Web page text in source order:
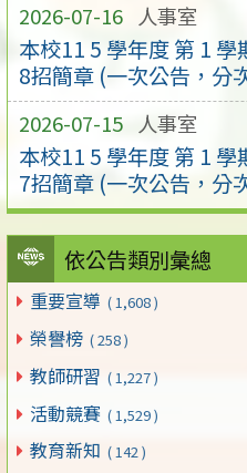
2026-07-16 人事室
本校11 5 學年度 第 1
8招簡章 (一次公告，分
2026-07-15 人事室
本校11 5 學年度 第 1
7招簡章 (一次公告，分
依公告類別彙總
重要宣導 ( 1,608 )
榮譽榜 ( 258 )
教師研習 ( 1,227 )
活動競賽 ( 1,529 )
教育新知 ( 142 )